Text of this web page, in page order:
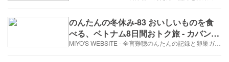
月30日/7日め）
のんたんの冬休み-83 おいしいものを食
べる、ベトナム8日間おトク旅 - カバンの
中身は、どんどん減っていく。（2017年
12月30日/7日め）